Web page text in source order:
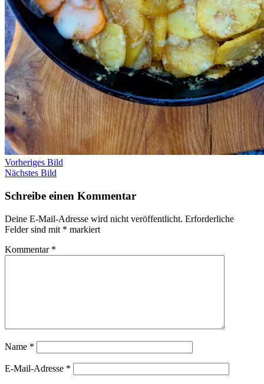
Vorheriges Bild
Nächstes Bild
Schreibe einen Kommentar
Deine E-Mail-Adresse wird nicht veröffentlicht. Erforderliche
Felder sind mit * markiert
Kommentar *
Name *
E-Mail-Adresse *